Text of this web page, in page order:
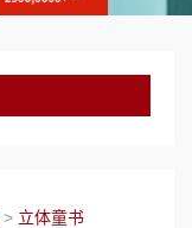
> 立体童书